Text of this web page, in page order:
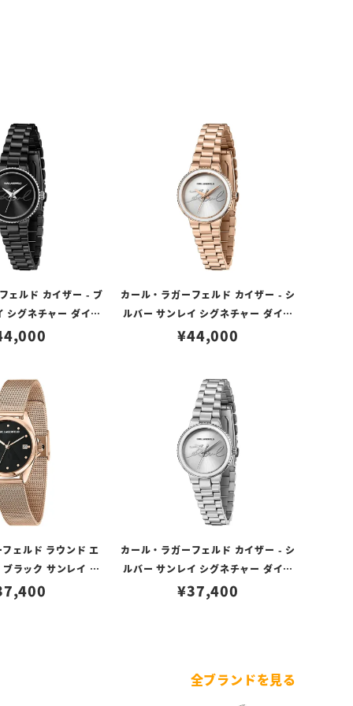
ェルド カイザー - ブ
シグネチャー ダイヤ
ラック
カール・ラガーフェルド カイザー - シ
ルバー サンレイ シグネチャー ダイヤ
ル ローズゴールド
¥44,000
ェルド ラウンド エ
ラック サンレイ シ
ル ローズゴールド
カール・ラガーフェルド カイザー - シ
ルバー サンレイ シグネチャー ダイヤ
ル シルバー
¥37,400
全ブランドを見る